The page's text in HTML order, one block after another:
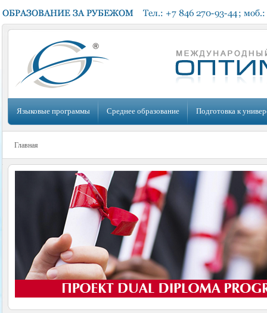
Языковые программы Среднее образование Подготовка к
Главная